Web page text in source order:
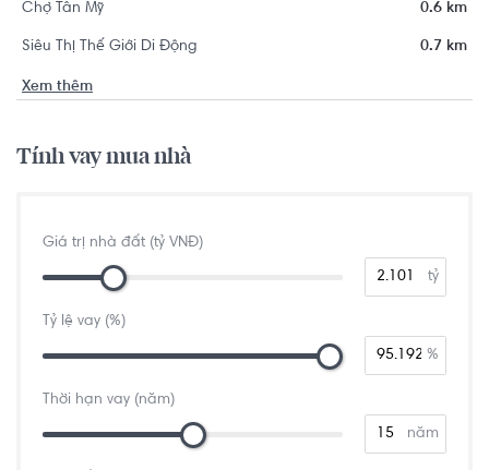
Chợ Tân Mỹ 0.6 km
Siêu Thị Thế Giới Di Động 0.7 km
Xem thêm
Tính vay mua nhà
Giá trị nhà đất (tỷ VNĐ)
tỷ
Tỷ lệ vay (%)
%
Thời hạn vay (năm)
năm